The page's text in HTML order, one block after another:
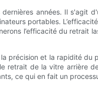
années. Il s'agit
portables.
l’efficacité du retrait
précision et la rapidité du
retrait de la vitre arrière
ce qui en fait un